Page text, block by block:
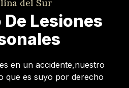
del Sur
Lesiones
en un accidente,nuestro
que es suyo por derecho